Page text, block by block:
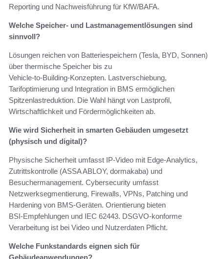
Reporting und Nachweisführung für KfW/BAFA.
Welche Speicher- und Lastmanagementlösungen sind
sinnvoll?
Lösungen reichen von Batteriespeichern (Tesla, BYD, Sonnen)
über thermische Speicher bis zu
Vehicle‑to‑Building‑Konzepten. Lastverschiebung,
Tarifoptimierung und Integration in BMS ermöglichen
Spitzenlastreduktion. Die Wahl hängt von Lastprofil,
Wirtschaftlichkeit und Fördermöglichkeiten ab.
Wie wird Sicherheit in smarten Gebäuden umgesetzt
(physisch und digital)?
Physische Sicherheit umfasst IP‑Video mit Edge‑Analytics,
Zutrittskontrolle (ASSA ABLOY, dormakaba) und
Besuchermanagement. Cybersecurity umfasst
Netzwerksegmentierung, Firewalls, VPNs, Patching und
Hardening von BMS‑Geräten. Orientierung bieten
BSI‑Empfehlungen und IEC 62443. DSGVO‑konforme
Verarbeitung ist bei Video und Nutzerdaten Pflicht.
Welche Funkstandards eignen sich für
Gebäudeanwendungen?